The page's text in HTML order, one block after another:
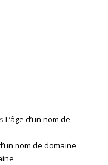
L’âge d’un nom de
nom de domaine